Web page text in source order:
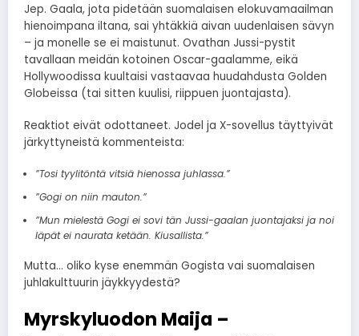
Jep. Gaala, jota pidetään suomalaisen elokuvamaailman
hienoimpana iltana, sai yhtäkkiä aivan uudenlaisen sävyn
– ja monelle se ei maistunut. Ovathan Jussi-pystit
tavallaan meidän kotoinen Oscar-gaalamme, eikä
Hollywoodissa kuultaisi vastaavaa huudahdusta Golden
Globeissa (tai sitten kuulisi, riippuen juontajasta).
Reaktiot eivät odottaneet. Jodel ja X-sovellus täyttyivät
järkyttyneistä kommenteista:
”Tosi tyylitöntä vitsiä hienossa juhlassa.”
”Gogi on niin mauton.”
”Mun mielestä Gogi ei sovi tän Jussi-gaalan juontajaksi ja noi
läpät ei naurata ketään. Kiusallista.”
Mutta… oliko kyse enemmän Gogista vai suomalaisen
juhlakulttuurin jäykkyydestä?
Myrskyluodon Maija –